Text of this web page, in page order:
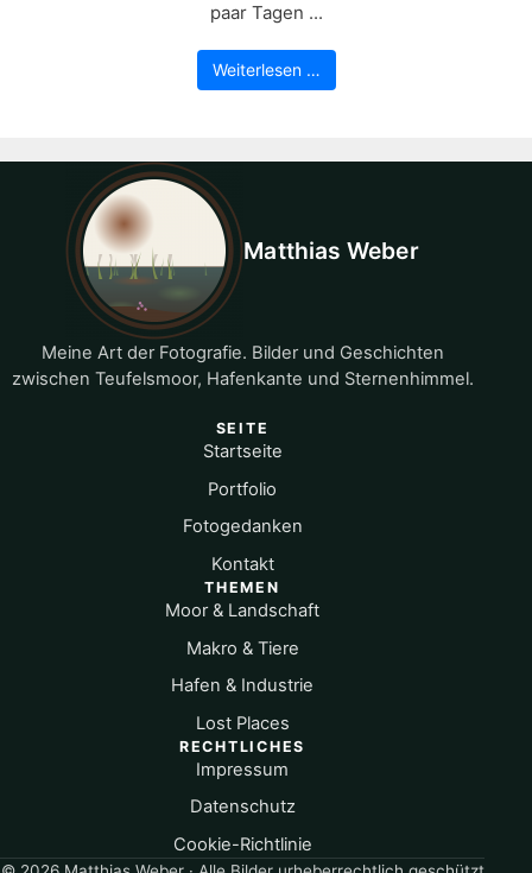
paar Tagen ...
Weiterlesen …
Matthias Weber
Meine Art der Fotografie. Bilder und Geschichten
zwischen Teufelsmoor, Hafenkante und Sternenhimmel.
SEITE
Startseite
Portfolio
Fotogedanken
Kontakt
THEMEN
Moor & Landschaft
Makro & Tiere
Hafen & Industrie
Lost Places
RECHTLICHES
Impressum
Datenschutz
Cookie-Richtlinie